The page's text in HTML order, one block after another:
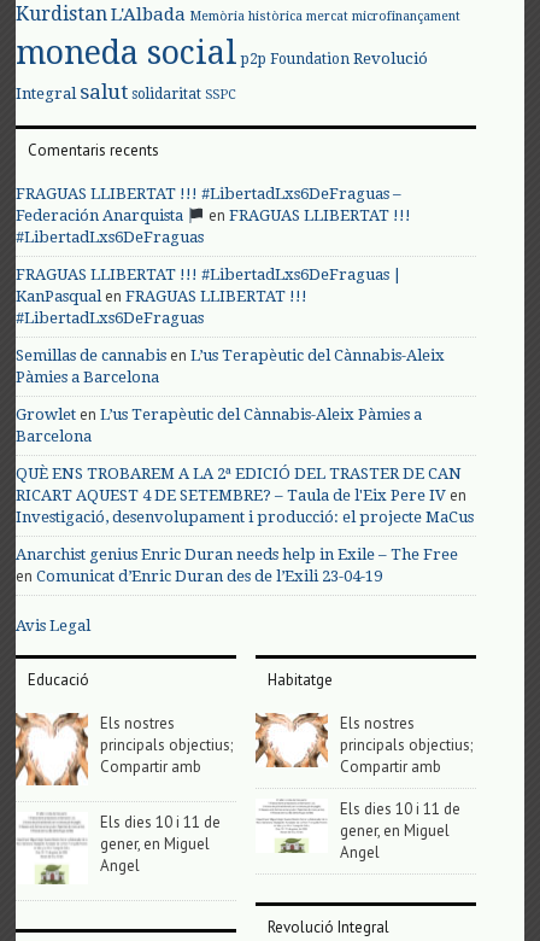
KurdistanL'Albada Memòria històrica mercat microfinançament
moneda social p2p Foundation Revolució
Integral salut solidaritat SSPC
Comentaris recents
FRAGUAS LLIBERTAT !!! #LibertadLxs6DeFraguas –
Federación Anarquista
enFRAGUAS LLIBERTAT !!!
#LibertadLxs6DeFraguas
FRAGUAS LLIBERTAT !!! #LibertadLxs6DeFraguas |
KanPasqualenFRAGUAS LLIBERTAT !!!
#LibertadLxs6DeFraguas
Semillas de cannabis enL’us Terapèutic del Cànnabis-Aleix
Pàmies a Barcelona
Growlet enL’us Terapèutic del Cànnabis-Aleix Pàmies a
Barcelona
QUÈ ENS TROBAREM A LA 2ª EDICIÓ DEL TRASTER DE CAN
RICART AQUEST 4 DE SETEMBRE? – Taula de l'Eix Pere IV en
Investigació, desenvolupament i producció: el projecte MaCus
Anarchist genius Enric Duran needs help in Exile – The Free
enComunicat d’Enric Duran des de l’Exili 23-04-19
Avis Legal
Educació
Els nostres
principals objectius;
Compartir amb
Els dies 10 i 11 de
gener, en Miguel
Angel
Habitatge
Els nostres
principals objectius;
Compartir amb
Els dies 10 i 11 de
gener, en Miguel
Angel
Revolució Integral